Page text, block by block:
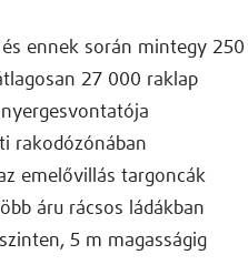
ennek során mintegy 250
27 000 raklap
rakodózónában
emelővillás targoncák
áru rácsos ládákban
5 m magasságig